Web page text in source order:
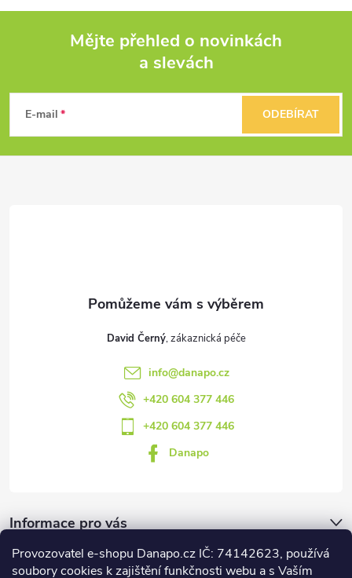
Provozovatel e-shopu Danapo.cz IČ: 74142623, používá
soubory cookies k zajištění funkčnosti webu a s Vaším
p
Mějte přehled o novinkách
a slevách
E-mail ODEBÍRAT
David Černý
info@danapo.cz
+420 604 377 446
+420 604 377 446
Danapo
Informace pro vás
Dotazník